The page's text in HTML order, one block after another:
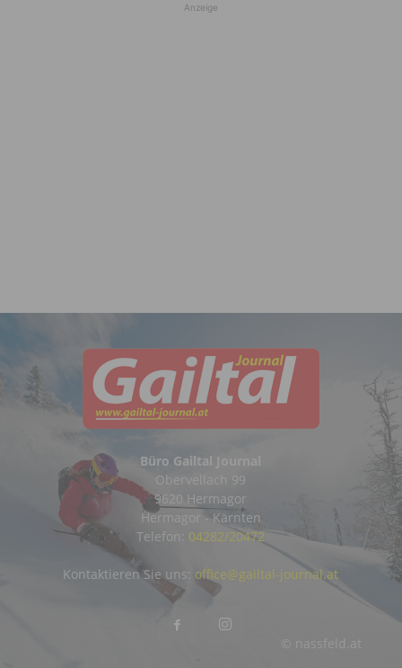
Anzeige
Büro Gailtal Journal
Obervellach 99
9620 Hermagor
Hermagor - Kärnten
Telefon: 04282/20472
© nassfeld.at
Kontaktieren Sie uns: office@gailtal-journal.at